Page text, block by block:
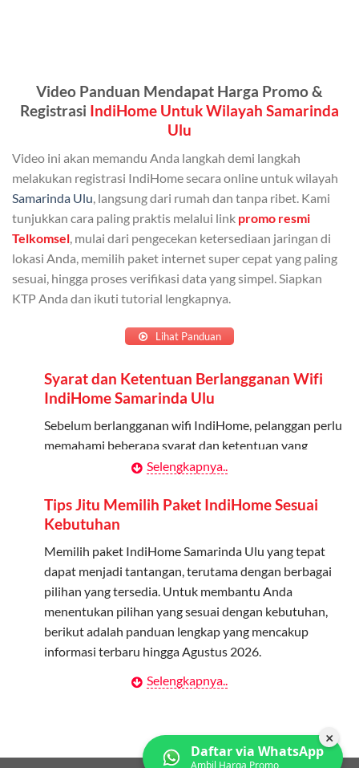
Bisa Dibagi Hingga 5 Anggota
Admin dapat mendaftarkan hingga 5 anggota
keluarga atau teman untuk menggunakan kuota ini.
Berlaku Nasional
Kuota keluarga bisa digunakan di seluruh Indonesia
untuk jaringan 2G, 3G, dan 4G.
Tidak Berlaku untuk Roaming
Kuota ini hanya bisa digunakan di dalam negeri.
Cara Menggunakan Kuota Keluarga
Daftarkan Anggota: Admin dapat mendaftarkan anggota
melalui aplikasi MyTelkomsel atau website Telkomsel One.
Bagikan Kuota: Setelah terdaftar, anggota bisa langsung
menggunakan kuota keluarga.
Pantau Penggunaan: Admin dapat memantau penggunaan
Video Panduan Mendapat Harga Promo &
Registrasi IndiHome Untuk Wilayah Samarinda
Ulu
Video ini akan memandu Anda langkah demi langkah
melakukan registrasi IndiHome secara online untuk wilayah
Samarinda Ulu , langsung dari rumah dan tanpa ribet. Kami
tunjukkan cara paling praktis melalui link promo resmi
Telkomsel , mulai dari pengecekan ketersediaan jaringan di
lokasi Anda, memilih paket internet super cepat yang paling
sesuai, hingga proses verifikasi data yang simpel. Siapkan
KTP Anda dan ikuti tutorial lengkapnya.
Lihat Panduan
Syarat dan Ketentuan Berlangganan Wifi
IndiHome Samarinda Ulu
Sebelum berlangganan wifi IndiHome, pelanggan perlu
memahami beberapa syarat dan ketentuan yang
Kontrak Berlangganan
Pelanggan harus menandatangani Kontrak
Berlangganan yang mencakup data pelanggan, jenis
layanan indihome Samarinda Ulu yang dipilih, serta
syarat dan ketentuan yang berlaku. Kontrak ini dapat
diubah atau ditambah sesuai kebutuhan.
Biaya Pasang Baru (PSB)
perangkat CPE (Customer Premises Equipment)
dilakukan sebelum layanan wifi indiHome dapat
Selengkapnya..
Tips Jitu Memilih Paket IndiHome Sesuai
Kebutuhan
Memilih paket IndiHome Samarinda Ulu yang tepat
dapat menjadi tantangan, terutama dengan berbagai
pilihan yang tersedia. Untuk membantu Anda
menentukan pilihan yang sesuai dengan kebutuhan,
berikut adalah panduan lengkap yang mencakup
informasi terbaru hingga Agustus 2026.
Menentukan Kebutuhan Kecepatan Internet
Samarinda Ulu adalah memahami kebutuhan
kecepatan wifi IndiHome yang anda butuhkan. Berikut
Selengkapnya..
×
Daftar via WhatsApp
Ambil Harga Promo